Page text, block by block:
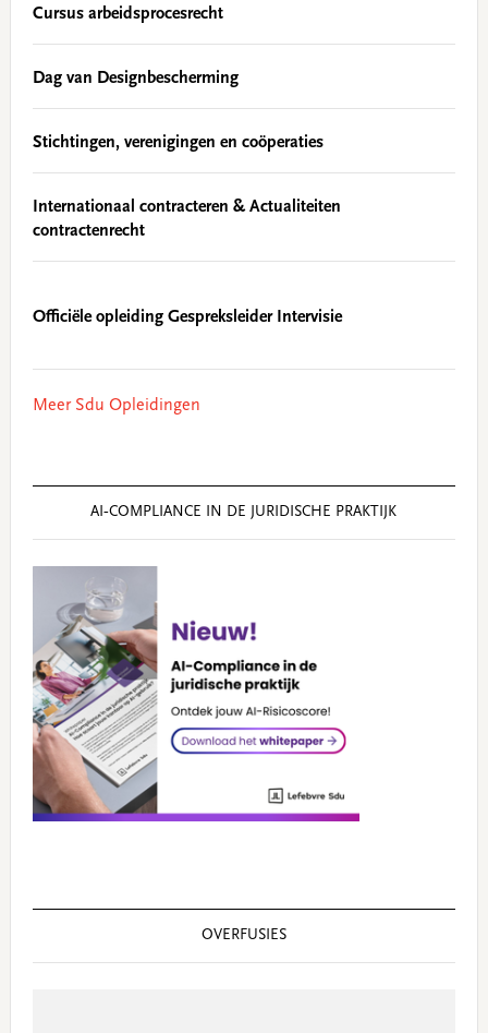
Cursus arbeidsprocesrecht
Dag van Designbescherming
Stichtingen, verenigingen en coöperaties
Internationaal contracteren & Actualiteiten
contractenrecht
Officiële opleiding Gespreksleider Intervisie
Meer Sdu Opleidingen
AI‑COMPLIANCE IN DE JURIDISCHE PRAKTIJK
OVERFUSIES